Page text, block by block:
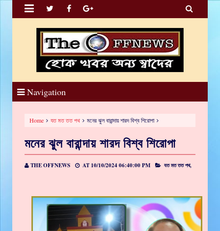
 
Navigation
Home যত মত তত পথ মনের ঝুল বারান্দায় শারদ বিশ্ব শিরোপা
মনের ঝুল বারান্দায় শারদ বিশ্ব শিরোপা
THE OFFNEWS AT 10/10/2024 06:40:00 PM যত মত তত পথ,